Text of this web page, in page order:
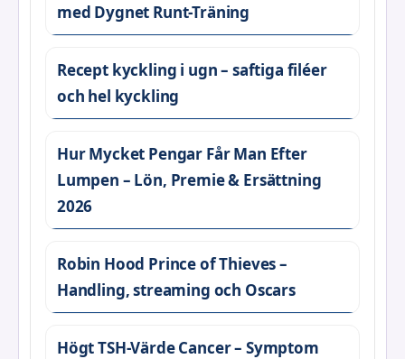
med Dygnet Runt-Träning
Recept kyckling i ugn – saftiga filéer
och hel kyckling
Hur Mycket Pengar Får Man Efter
Lumpen – Lön, Premie & Ersättning
2026
Robin Hood Prince of Thieves –
Handling, streaming och Oscars
Högt TSH-Värde Cancer – Symptom